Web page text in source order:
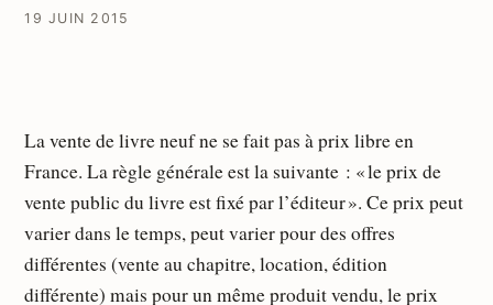
19 JUIN 2015
La vente de livre neuf ne se fait pas à prix libre en
France. La règle générale est la suivante : « le prix de
vente public du livre est fixé par l’éditeur ». Ce prix peut
varier dans le temps, peut varier pour des offres
différentes (vente au chapitre, location, édition
différente) mais pour un même produit vendu, le prix